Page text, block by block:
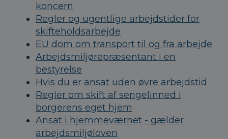
koncern
Regler og ugentlige arbejdstider for
skifteholdsarbejde
EU dom om transport til og fra arbejde
Arbejdsmiljørepræsentant i en
bestyrelse
Hvis du er ansat uden øvre arbejdstid
Regler om skift af sengelinned i
borgerens eget hjem
Ansat i hjemmeværnet - gælder
arbejdsmiljøloven